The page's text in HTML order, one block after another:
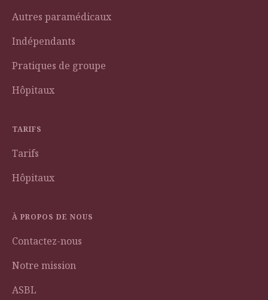
Autres paramédicaux
Indépendants
Pratiques de groupe
Hôpitaux
TARIFS
Tarifs
Hôpitaux
À PROPOS DE NOUS
Contactez-nous
Notre mission
ASBL